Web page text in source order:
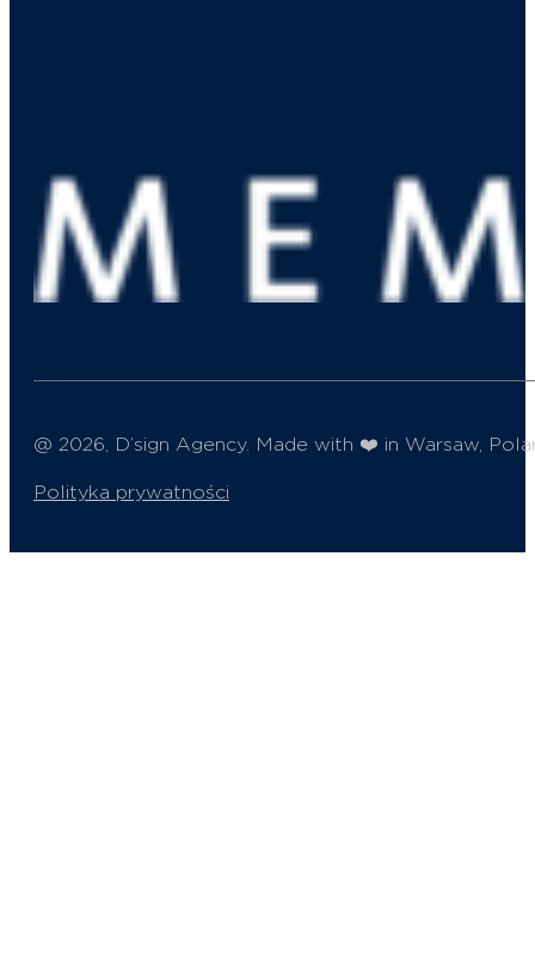
@ 2026, D’sign Agency. Made with ❤️ in Warsaw,
Polityka prywatności